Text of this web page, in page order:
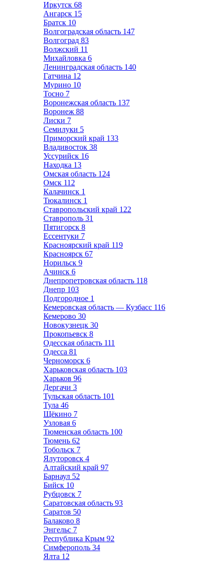
Иркутск 68
Ангарск 15
Братск 10
Волгоградская область 147
Волгоград 83
Волжский 11
Михайловка 6
Ленинградская область 140
Гатчина 12
Мурино 10
Тосно 7
Воронежская область 137
Воронеж 88
Лиски 7
Семилуки 5
Приморский край 133
Владивосток 38
Уссурийск 16
Находка 13
Омская область 124
Омск 112
Калачинск 1
Тюкалинск 1
Ставропольский край 122
Ставрополь 31
Пятигорск 8
Ессентуки 7
Красноярский край 119
Красноярск 67
Норильск 9
Ачинск 6
Днепропетровская область 118
Днепр 103
Подгородное 1
Кемеровская область — Кузбасс 116
Кемерово 30
Новокузнецк 30
Прокопьевск 8
Одесская область 111
Одесса 81
Черноморск 6
Харьковская область 103
Харьков 96
Дергачи 3
Тульская область 101
Тула 46
Щёкино 7
Узловая 6
Тюменская область 100
Тюмень 62
Тобольск 7
Ялуторовск 4
Алтайский край 97
Барнаул 52
Бийск 10
Рубцовск 7
Саратовская область 93
Саратов 50
Балаково 8
Энгельс 7
Республика Крым 92
Симферополь 34
Ялта 12